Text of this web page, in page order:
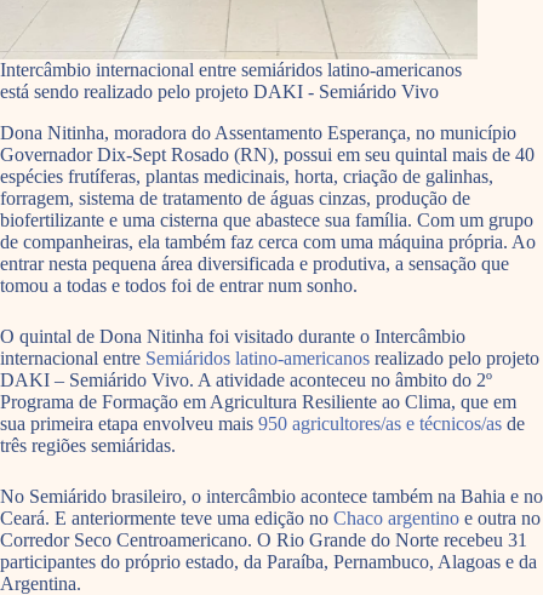
Intercâmbio internacional entre semiáridos latino-americanos
está sendo realizado pelo projeto DAKI - Semiárido Vivo
Dona Nitinha, moradora do Assentamento Esperança, no município
Governador Dix-Sept Rosado (RN), possui em seu quintal mais de 40
espécies frutíferas, plantas medicinais, horta, criação de galinhas,
forragem, sistema de tratamento de águas cinzas, produção de
biofertilizante e uma cisterna que abastece sua família. Com um grupo
de companheiras, ela também faz cerca com uma máquina própria. Ao
entrar nesta pequena área diversificada e produtiva, a sensação que
tomou a todas e todos foi de entrar num sonho.
O quintal de Dona Nitinha foi visitado durante o Intercâmbio
internacional entre Semiáridos latino-americanos realizado pelo projeto
DAKI – Semiárido Vivo. A atividade aconteceu no âmbito do 2º
Programa de Formação em Agricultura Resiliente ao Clima, que em
sua primeira etapa envolveu mais 950 agricultores/as e técnicos/as de
três regiões semiáridas.
No Semiárido brasileiro, o intercâmbio acontece também na Bahia e no
Ceará. E anteriormente teve uma edição no Chaco argentino e outra no
Corredor Seco Centroamericano. O Rio Grande do Norte recebeu 31
participantes do próprio estado, da Paraíba, Pernambuco, Alagoas e da
Argentina.